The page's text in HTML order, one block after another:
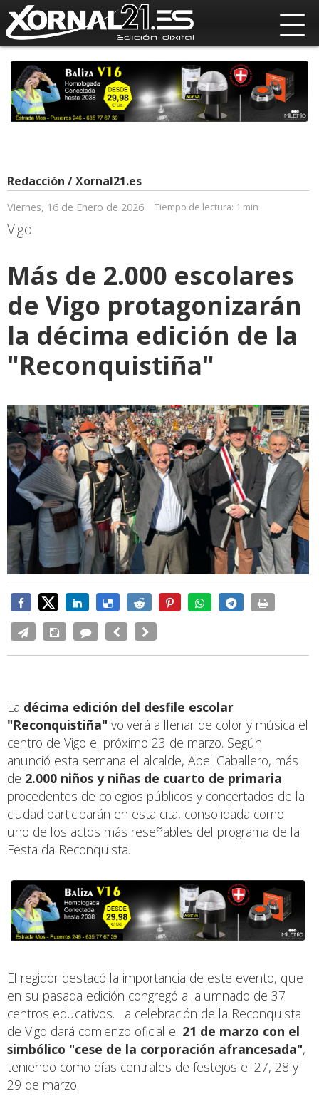
Redacción / Xornal21.es
Viernes, 16 de Enero de 2026 Tiempo de lectura: 1 min
Vigo
Más de 2.000 escolares
de Vigo protagonizarán
la décima edición de la
"Reconquistiña"
La décima edición del desfile escolar
"Reconquistiña" volverá a llenar de color y música el
centro de Vigo el próximo 23 de marzo. Según
anunció esta semana el alcalde, Abel Caballero, más
de 2.000 niños y niñas de cuarto de primaria
procedentes de colegios públicos y concertados de la
ciudad participarán en esta cita, consolidada como
uno de los actos más reseñables del programa de la
Festa da Reconquista.
El regidor destacó la importancia de este evento, que
en su pasada edición congregó al alumnado de 37
centros educativos. La celebración de la Reconquista
de Vigo dará comienzo oficial el 21 de marzo con el
simbólico "cese de la corporación afrancesada",
teniendo como días centrales de festejos el 27, 28 y
29 de marzo.